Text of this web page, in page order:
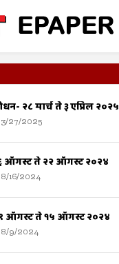
२८ मार्च ते ३ एप्रिल २०२५
27/2025
ऑगस्ट ते २२ ऑगस्ट २०२४
16/2024
ऑगस्ट ते १५ ऑगस्ट २०२४
9/2024